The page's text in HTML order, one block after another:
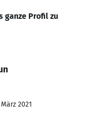
ganze Profil zu
2021